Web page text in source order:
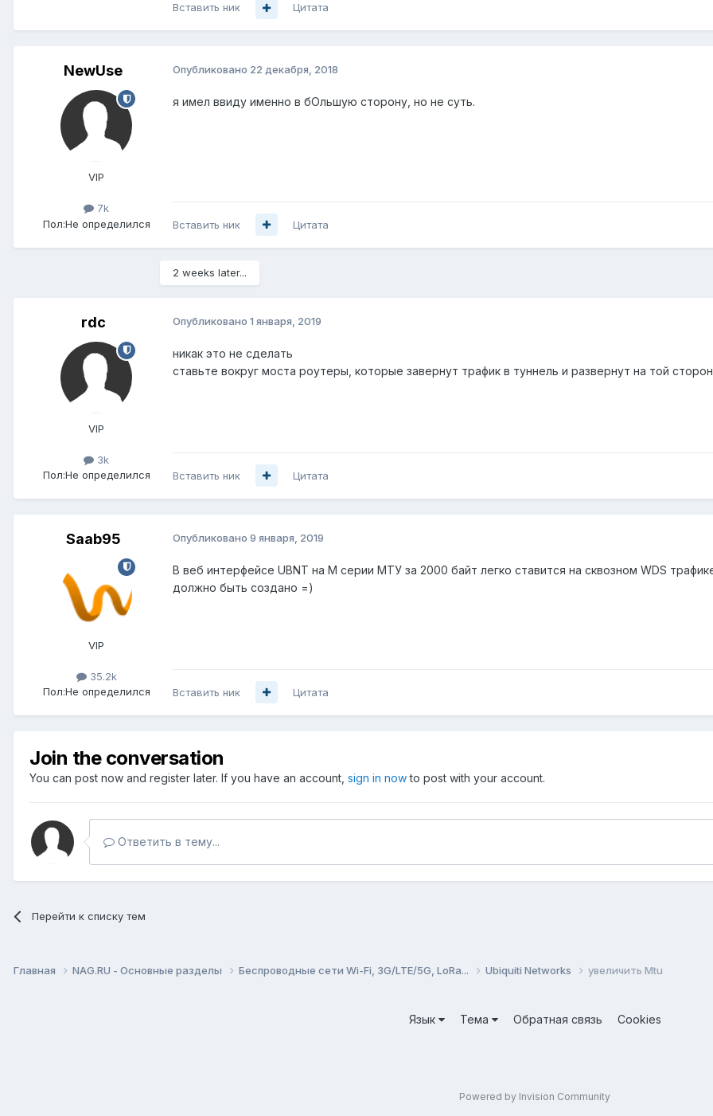
Вставить ник Цитата
NewUse
VIP
7k
Пол:Не определился
Опубликовано 22 декабря, 2018
я имел ввиду именно в бОльшую сторону, но не суть.
Вставить ник Цитата
2 weeks later...
rdc
VIP
3k
Пол:Не определился
Опубликовано 1 января, 2019
никак это не сделать
ставьте вокруг моста роутеры, которые завернут трафик в туннель и развернут на той
Вставить ник Цитата
Saab95
VIP
35.2k
Пол:Не определился
Опубликовано 9 января, 2019
В веб интерфейсе UBNT на M серии МТУ за 2000 байт легко ставится на сквозном WDS
должно быть создано =)
Вставить ник Цитата
Join the conversation
You can post now and register later. If you have an account, sign in nowto post with your account.
Ответить в тему...
Перейти к списку тем
Главная NAG.RU - Основные разделы Беспроводные сети Wi-Fi, 3G/LTE/5G, LoRa... Ubiquiti Networks увеличить Mtu
Язык Тема Обратная связь Cookies
Powered by Invision Community